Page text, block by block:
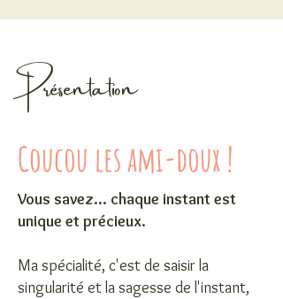
Présentation
Coucou les ami-doux !
Vous savez... chaque instant est
unique et précieux.
Ma spécialité, c'est de saisir la
singularité et la sagesse de l'instant,